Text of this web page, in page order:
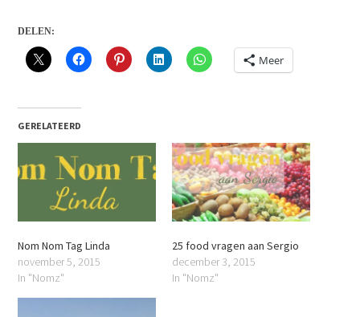
DELEN:
Meer
GERELATEERD
Nom Nom Tag Linda
november 5, 2015
In "Nomz"
25 food vragen aan Sergio
december 3, 2015
In "Nomz"